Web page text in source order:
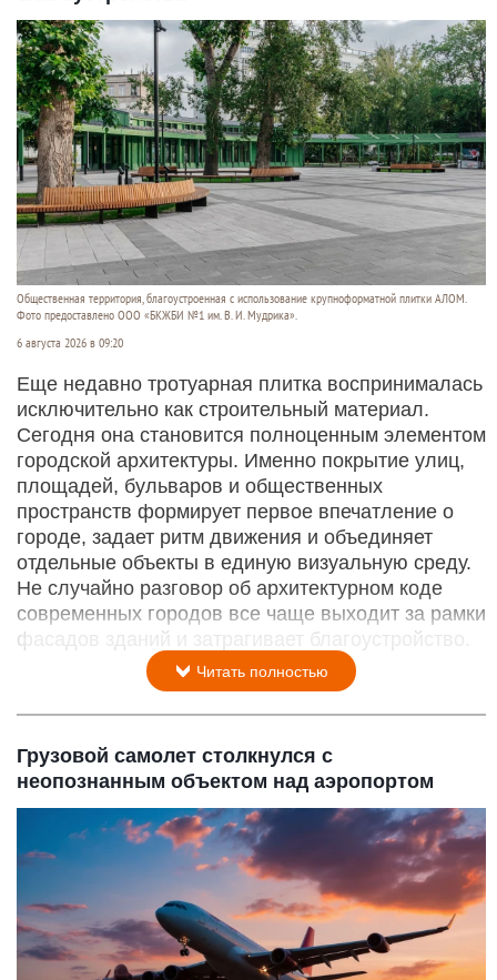
Общественная территория, благоустроенная с использование крупноформатной плитки АЛОМ.
Фото предоставлено ООО «БКЖБИ №1 им. В. И. Мудрика».
6 августа 2026 в 09:20
Еще недавно тротуарная плитка воспринималась
исключительно как строительный материал.
Сегодня она становится полноценным элементом
городской архитектуры. Именно покрытие улиц,
площадей, бульваров и общественных
пространств формирует первое впечатление о
городе, задает ритм движения и объединяет
отдельные объекты в единую визуальную среду.
Не случайно разговор об архитектурном коде
современных городов все чаще выходит за рамки
фасадов зданий и затрагивает благоустройство.
Читать полностью
Грузовой самолет столкнулся с
неопознанным объектом над аэропортом